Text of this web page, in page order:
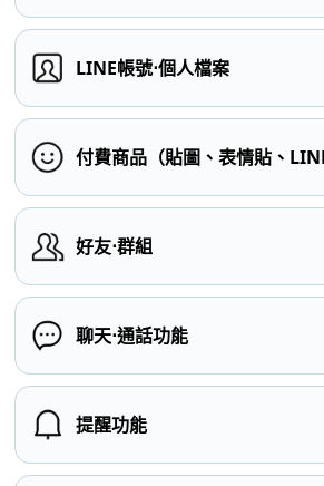
LINE帳號⋅個人檔案
付費商品（貼圖、表情貼、
好友⋅群組
聊天⋅通話功能
提醒功能